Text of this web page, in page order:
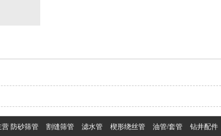
营 防砂筛管 割缝筛管 滤水管 楔形绕丝管 油管/套管 钻井配件